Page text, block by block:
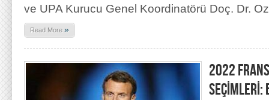
ve UPA Kurucu Genel Koordinatörü Doç. Dr.
Read More »
2022
SEÇİMLERİ: